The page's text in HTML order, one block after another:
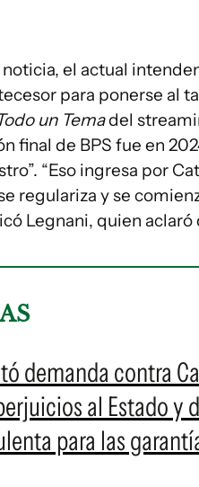
el actual
para ponerse al
un Temadel
final de BPS fue en
“Eso ingresa por
regulariza y se
Legnani, quien aclaró
demanda contra
al Estado y
para las